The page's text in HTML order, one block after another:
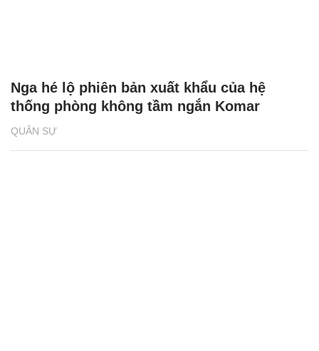
QUÂN SỰ
Nga hé lộ phiên bản xuất khẩu của hệ
thống phòng không tầm ngắn Komar